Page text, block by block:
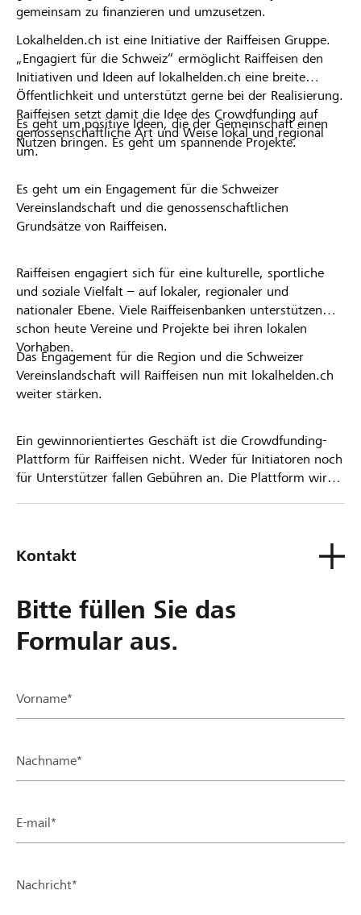
gemeinsam zu finanzieren und umzusetzen.
Lokalhelden.ch ist eine Initiative der Raiffeisen Gruppe.
„Engagiert für die Schweiz“ ermöglicht Raiffeisen den
Initiativen und Ideen auf lokalhelden.ch eine breite
Öffentlichkeit und unterstützt gerne bei der Realisierung.
Raiffeisen setzt damit die Idee des Crowdfunding auf
genossenschaftliche Art und Weise lokal und regional
um.
Es geht um positive Ideen, die der Gemeinschaft einen
Nutzen bringen. Es geht um spannende Projekte.
Es geht um ein Engagement für die Schweizer
Vereinslandschaft und die genossenschaftlichen
Grundsätze von Raiffeisen.
Raiffeisen engagiert sich für eine kulturelle, sportliche
und soziale Vielfalt – auf lokaler, regionaler und
nationaler Ebene. Viele Raiffeisenbanken unterstützen
schon heute Vereine und Projekte bei ihren lokalen
Vorhaben.
Das Engagement für die Region und die Schweizer
Vereinslandschaft will Raiffeisen nun mit lokalhelden.ch
weiter stärken.
Ein gewinnorientiertes Geschäft ist die Crowdfunding-
Plattform für Raiffeisen nicht. Weder für Initiatoren noch
für Unterstützer fallen Gebühren an. Die Plattform wird
Kontakt
Bitte füllen Sie das
Formular aus.
Vorname*
Nachname*
E-mail*
Nachricht*